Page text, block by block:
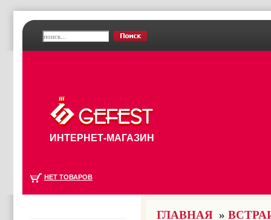
ИНТЕРНЕТ-МАГАЗИН
НЕТ ТОВАРОВ
ГЛАВНАЯ »